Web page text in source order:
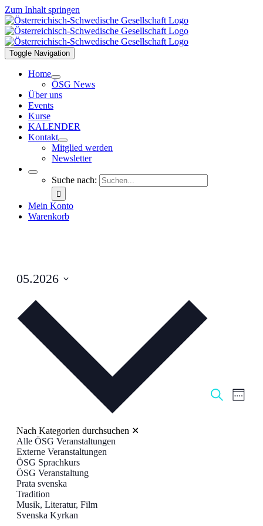
Zum Inhalt springen
Toggle Navigation
Home
ÖSG News
Über uns
Events
Kurse
KALENDER
Kontakt
Mitglied werden
Newsletter
Suche nach:
Mein Konto
Warenkorb
Suche
Woche
05.2026
auswählen.
Nach Kategorien durchsuchen ✕
Alle ÖSG Veranstaltungen
Externe Veranstaltungen
ÖSG Sprachkurs
ÖSG Veranstaltung
Prata svenska
Tradition
Musik, Literatur, Film
Svenska Kyrkan